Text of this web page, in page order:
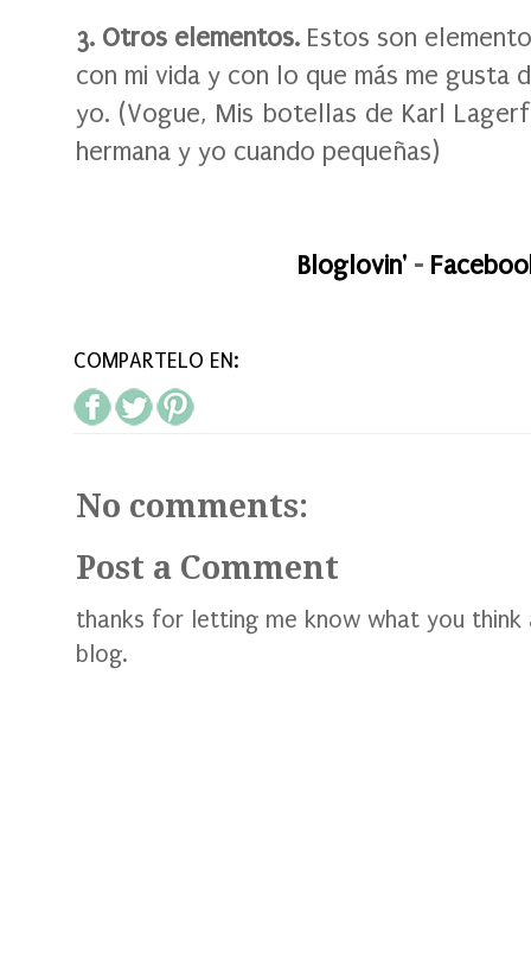
3. Otros elementos. Estos son
con mi vida y con lo que más me gusta
yo. (Vogue, Mis botellas de Karl
hermana y yo cuando pequeñas)
Bloglovin' -
COMPARTELO EN:
No comments:
Post a Comment
thanks for letting me know what you think
blog.